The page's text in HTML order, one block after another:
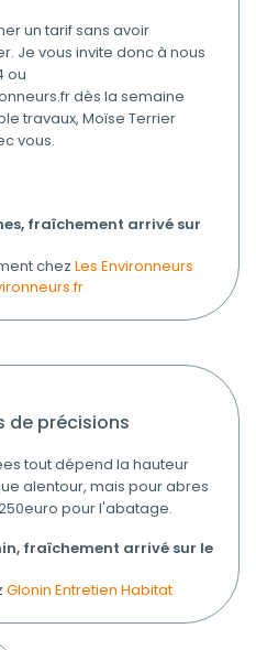
un tarif sans avoir
Je vous invite donc à nous
ou
dès la semaine
travaux, Moïse Terrier
vous.
fraîchement arrivé sur
chez Les Environneurs
de précisions
tout dépend la hauteur
alentour, mais pour abres
pour l'abatage.
fraîchement arrivé sur le
Glonin Entretien Habitat